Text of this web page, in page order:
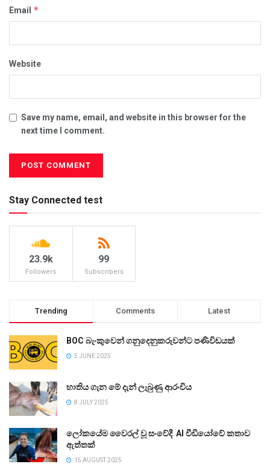
Email *
Website
Save my name, email, and website in this browser for the
next time I comment.
Stay Connected test
23.9k
Followers
99
Subscribers
Trending Comments Latest
BOC බැංකුවෙන් ගනුදෙනුකරුවන්ට පණිවිඩයක්
5 JUNE 2025
භාතිය ගැන මේ දැන් ලැබුණු ආරංචිය
8 JULY 2025
ලෝකයේම වෛරල් වූ සංවේදී AI වීඩියෝවේ කතාව
ඇත්තක්
15 AUGUST 2025